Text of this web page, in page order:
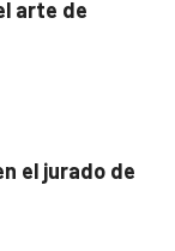
arte de
el jurado de